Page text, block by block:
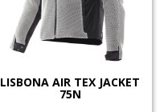
LISBONA AIR TEX JACKET
75N